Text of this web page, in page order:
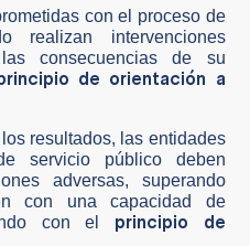
con el proceso de
realizan intervenciones
consecuencias de su
de orientación a
resultados, las entidades
servicio público deben
adversas, superando
con una capacidad de
con el principio de